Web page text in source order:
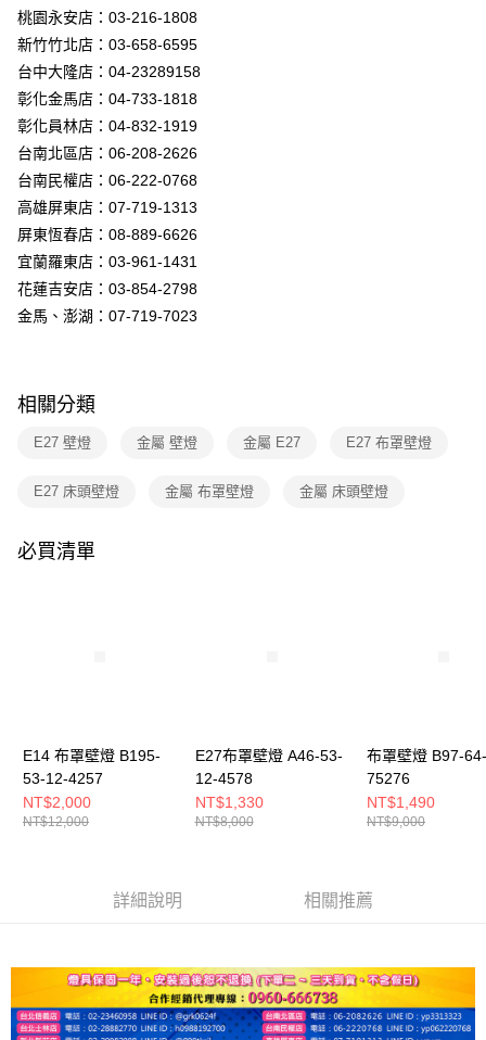
AFTEE先享後付是「在收到商品之後才付款」的支付方式。 讓您購物簡單
便利好安心！
１．簡單：不需註冊會員、不需綁卡、不需儲值。
２．便利：只要手機號碼，簡訊認證，即可結帳。
【「AFTEE先享後付」結帳流程】
１．於結帳方式選擇「AFTEE先享後付」後，將跳轉至「AFTEE先享後付」
結帳頁面，進行簡訊認證並確認金額後，即可完成結帳。
２．訂單成立數日內，您將收到繳費通知簡訊。
３．收到繳費通知簡訊後14天內，點擊此簡訊中的連結，可透過四大超商／
ATM／網路銀行／等多元方式進行付款，方視為交易完成。
※ 請注意：結帳手續完成當下不需立刻繳費，但若您需要取消訂單，請聯絡
購買商品的店家。未經商家同意取消之訂單仍視為有效，需透過AFTEE先享
後付繳納相關費用。
是否繳費成功／繳費後需取消欲退款等相關疑問，請聯繫「AFTEE先享後付
１．透過由恩沛科技股份有限公司提供之「AFTEE先享後付」服務完成之交
權轉讓予恩沛科技股份有限公司。
３．未成年的使用者請事先徵得法定代理人或監護人之同意方可使用
４．使用「AFTEE先享後付」時，將依據個別帳號之用戶狀況，依本公司即
新竹貨運宅配
每筆NT$180，滿NT$5,000(含以上)免運費
桃園永安店：03-216-1808
新竹竹北店：03-658-6595
台中大隆店：04-23289158
彰化金馬店：04-733-1818
彰化員林店：04-832-1919
台南北區店：06-208-2626
台南民權店：06-222-0768
高雄屏東店：07-719-1313
屏東恆春店：08-889-6626
宜蘭羅東店：03-961-1431
花蓮吉安店：03-854-2798
金馬、澎湖：07-719-7023
相關分類
E27 壁燈 金屬 壁燈 金屬 E27 E27 布罩壁燈
E27 床頭壁燈 金屬 布罩壁燈 金屬 床頭壁燈
必買清單
E14 布罩壁燈 B195-
53-12-4257
NT$2,000
NT$12,000
E27布罩壁燈 A46-53-
12-4578
NT$1,330
NT$8,000
布罩壁燈 B97-64-
75276
NT$1,490
NT$9,000
詳細說明 相關推薦